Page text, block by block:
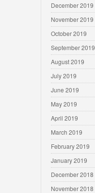
December 2019
November 2019
October 2019
September 2019
August 2019
July 2019
June 2019
May 2019
April 2019
March 2019
February 2019
January 2019
December 2018
November 2018